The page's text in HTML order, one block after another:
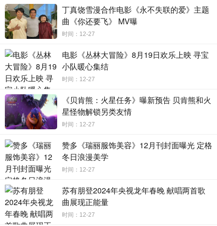
丁真饶雪漫合作电影《永不失联的爱》主题
曲《你还要飞》 MV曝
时间：12-27
电影《丛林大冒险》8月19日欢乐上映 寻宝
小队暖心集结
时间：12-27
《贝肯熊：火星任务》曝新预告 贝肯熊和火
星怪物解锁另类友情
时间：12-27
赞多《瑞丽服饰美容》12月刊封面曝光 定格
冬日浪漫美学
时间：12-27
苏有朋登2024年央视龙年春晚 献唱两首歌
曲展现正能量
时间：12-27